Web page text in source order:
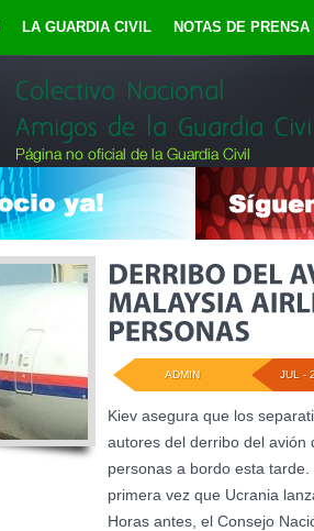
LA GUARDIA CIVIL NOTAS DE PRENSA
JUL -
ADMIN
Kiev asegura que los
autores del derribo del avión
personas a bordo esta
primera vez que Ucrania
Horas antes, el Consejo